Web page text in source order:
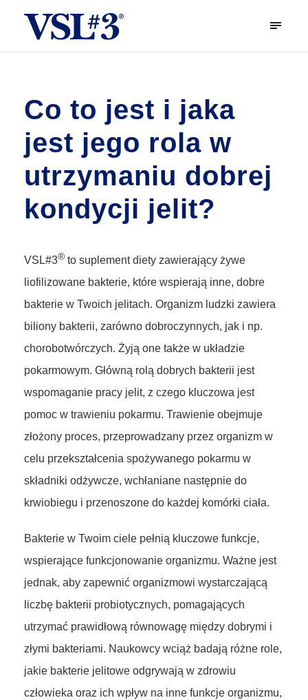
Co to jest i jaka
jest jego rola w
utrzymaniu dobrej
kondycji jelit?
VSL#3® to suplement diety zawierający żywe
liofilizowane bakterie, które wspierają inne, dobre
bakterie w Twoich jelitach. Organizm ludzki zawiera
biliony bakterii, zarówno dobroczynnych, jak i np.
chorobotwórczych. Żyją one także w układzie
pokarmowym. Główną rolą dobrych bakterii jest
wspomaganie pracy jelit, z czego kluczowa jest
pomoc w trawieniu pokarmu. Trawienie obejmuje
złożony proces, przeprowadzany przez organizm w
celu przekształcenia spożywanego pokarmu w
składniki odżywcze, wchłaniane następnie do
krwiobiegu i przenoszone do każdej komórki ciała.
Bakterie w Twoim ciele pełnią kluczowe funkcje,
wspierające funkcjonowanie organizmu. Ważne jest
jednak, aby zapewnić organizmowi wystarczającą
liczbę bakterii probiotycznych, pomagających
utrzymać prawidłową równowagę między dobrymi i
złymi bakteriami. Naukowcy wciąż badają różne role,
jakie bakterie jelitowe odgrywają w zdrowiu
człowieka oraz ich wpływ na inne funkcje organizmu,